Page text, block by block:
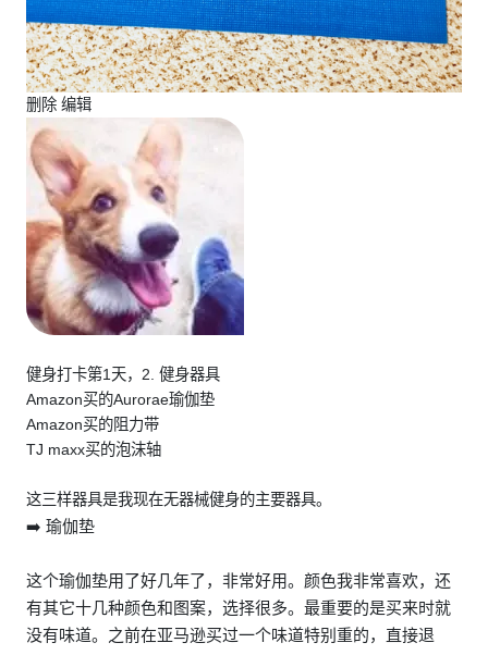
删除 编辑
健身打卡第1天，2. 健身器具
Amazon买的Aurorae瑜伽垫
Amazon买的阻力带
TJ maxx买的泡沫轴
这三样器具是我现在无器械健身的主要器具。
➡️ 瑜伽垫
这个瑜伽垫用了好几年了，非常好用。颜色我非常喜欢，还
有其它十几种颜色和图案，选择很多。最重要的是买来时就
没有味道。之前在亚马逊买过一个味道特别重的，直接退